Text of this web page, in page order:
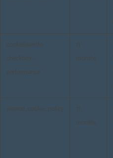
cookielawinfo-
checkbox-
performance
11
months
viewed_cookie_policy
11
months